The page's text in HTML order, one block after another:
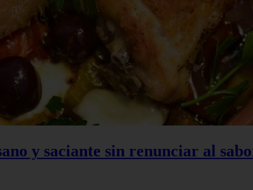
y saciante sin renunciar al